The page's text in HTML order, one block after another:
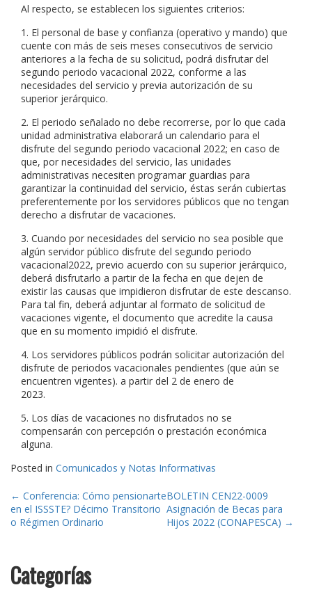
Al respecto, se establecen los siguientes criterios:
1. El personal de base y confianza (operativo y mando) que
cuente con más de seis meses consecutivos de servicio
anteriores a la fecha de su solicitud, podrá disfrutar del
segundo periodo vacacional 2022, conforme a las
necesidades del servicio y previa autorización de su
superior jerárquico.
2. El periodo señalado no debe recorrerse, por lo que cada
unidad administrativa elaborará un calendario para el
disfrute del segundo periodo vacacional 2022; en caso de
que, por necesidades del servicio, las unidades
administrativas necesiten programar guardias para
garantizar la continuidad del servicio, éstas serán cubiertas
preferentemente por los servidores públicos que no tengan
derecho a disfrutar de vacaciones.
3. Cuando por necesidades del servicio no sea posible que
algún servidor público disfrute del segundo periodo
vacacional2022, previo acuerdo con su superior jerárquico,
deberá disfrutarlo a partir de la fecha en que dejen de
existir las causas que impidieron disfrutar de este descanso.
Para tal fin, deberá adjuntar al formato de solicitud de
vacaciones vigente, el documento que acredite la causa
que en su momento impidió el disfrute.
4. Los servidores públicos podrán solicitar autorización del
disfrute de periodos vacacionales pendientes (que aún se
encuentren vigentes). a partir del 2 de enero de
2023.
5. Los días de vacaciones no disfrutados no se
compensarán con percepción o prestación económica
alguna.
Posted in Comunicados y Notas Informativas
Post
navigation
← Conferencia: Cómo pensionarte
en el ISSSTE? Décimo Transitorio
o Régimen Ordinario
BOLETIN CEN22-0009
Asignación de Becas para
Hijos 2022 (CONAPESCA) →
Categorías